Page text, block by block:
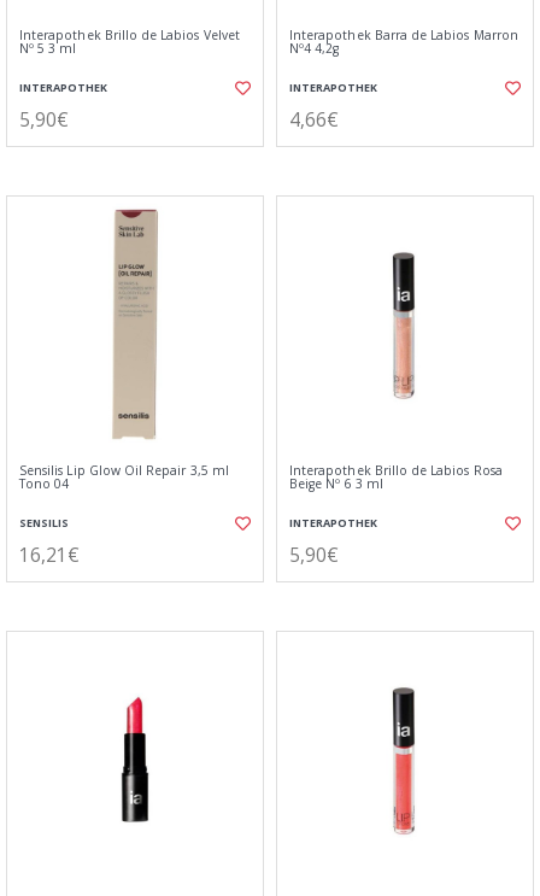
Interapothek Brillo de Labios Velvet
Nº 5 3 ml
INTERAPOTHEK
5,90€
Interapothek Barra de Labios Marron
Nº4 4,2g
INTERAPOTHEK
4,66€
Sensilis Lip Glow Oil Repair 3,5 ml
Tono 04
SENSILIS
16,21€
Interapothek Brillo de Labios Rosa
Beige Nº 6 3 ml
INTERAPOTHEK
5,90€